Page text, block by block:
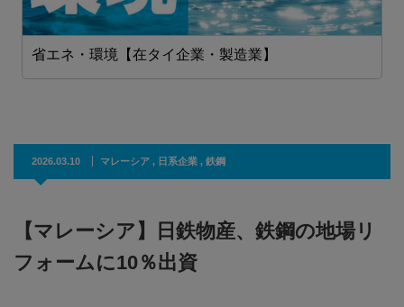
省エネ・環境【在タイ企業・製造業】
2026.03.10 マレーシア , 日系企業 , 鉄鋼
【マレーシア】日鉄物産、鉄鋼の地場リ
フォームに10％出資